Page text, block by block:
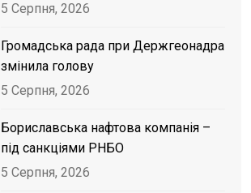
5 Серпня, 2026
Громадська рада при Держгеонадра
змінила голову
5 Серпня, 2026
Бориславська нафтова компанія –
під санкціями РНБО
5 Серпня, 2026